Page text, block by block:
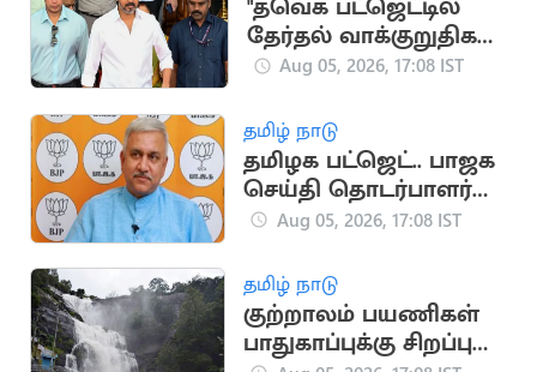
தேர்தல் வாக்குறுதிகள்
இடம்பெறவில்லை"..
Aug 05, 2026, 17:08 IST
தமிழ் நாடு
தமிழக பட்ஜெட்.. பாஜக
செய்தி தொடர்பாளர்
விமர்சனம்
Aug 05, 2026, 17:08 IST
தமிழ் நாடு
குற்றாலம் பயணிகள்
பாதுகாப்புக்கு சிறப்பு